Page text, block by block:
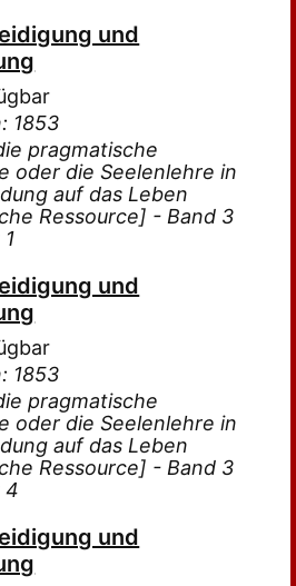
und
1853
pragmatische
oder die Seelenlehre in
auf das Leben
Ressource] - Band 3
und
1853
pragmatische
oder die Seelenlehre in
auf das Leben
Ressource] - Band 3
4
und